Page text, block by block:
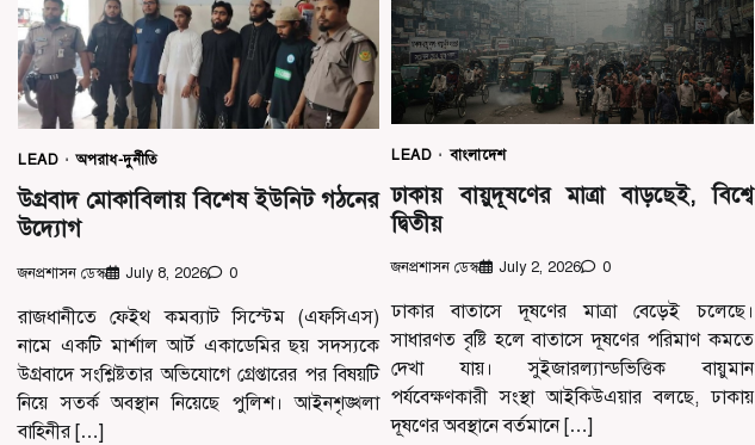
LEAD অপরাধ-দুর্নীতি
উগ্রবাদ মোকাবিলায় বিশেষ ইউনিট গঠনের
উদ্যোগ
জনপ্রশাসন ডেস্ক July 8, 2026 0
রাজধানীতে ফেইথ কমব্যাট সিস্টেম (এফসিএস)
নামে একটি মার্শাল আর্ট একাডেমির ছয় সদস্যকে
উগ্রবাদে সংশ্লিষ্টতার অভিযোগে গ্রেপ্তারের পর বিষয়টি
নিয়ে সতর্ক অবস্থান নিয়েছে পুলিশ। আইনশৃঙ্খলা
বাহিনীর […]
LEAD বাংলাদেশ
ঢাকায় বায়ুদূষণের মাত্রা বাড়ছেই, বিশ্বে
দ্বিতীয়
জনপ্রশাসন ডেস্ক July 2, 2026 0
ঢাকার বাতাসে দূষণের মাত্রা বেড়েই চলেছে।
সাধারণত বৃষ্টি হলে বাতাসে দূষণের পরিমাণ কমতে
দেখা যায়। সুইজারল্যান্ডভিত্তিক বায়ুমান
পর্যবেক্ষণকারী সংস্থা আইকিউএয়ার বলছে, ঢাকায়
দূষণের অবস্থানে বর্তমানে […]